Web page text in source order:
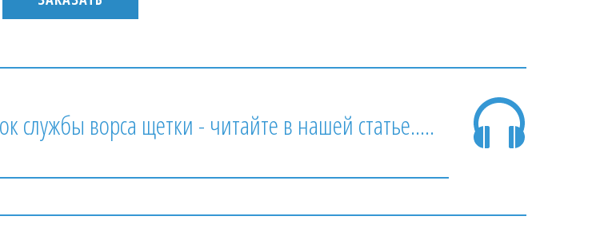
службы ворса щетки - читайте в нашей статье.....